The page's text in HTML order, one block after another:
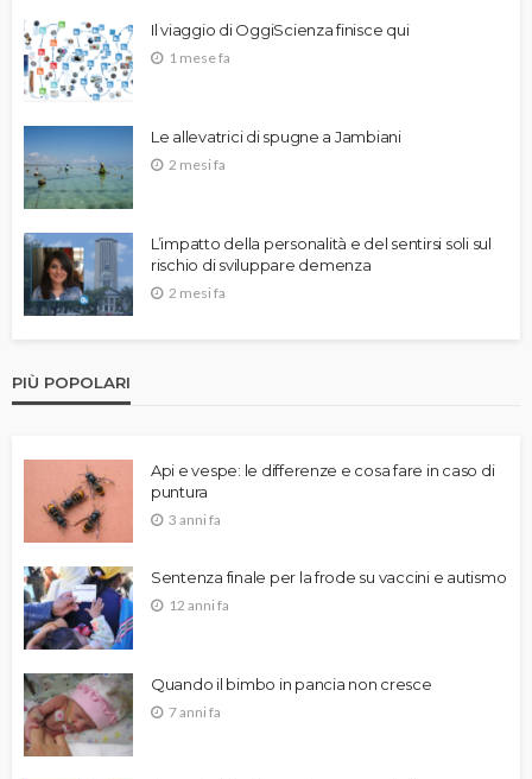
Il viaggio di OggiScienza finisce qui
1 mese fa
Le allevatrici di spugne a Jambiani
2 mesi fa
L’impatto della personalità e del sentirsi soli sul
rischio di sviluppare demenza
2 mesi fa
PIÙ POPOLARI
Api e vespe: le differenze e cosa fare in caso di
puntura
3 anni fa
Sentenza finale per la frode su vaccini e autismo
12 anni fa
Quando il bimbo in pancia non cresce
7 anni fa